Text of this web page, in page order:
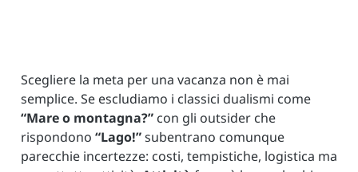
Scegliere la meta per una vacanza non è mai
semplice. Se escludiamo i classici dualismi come
“Mare o montagna?” con gli outsider che
rispondono “Lago!”subentrano comunque
parecchie incertezze: costi, tempistiche, logistica ma